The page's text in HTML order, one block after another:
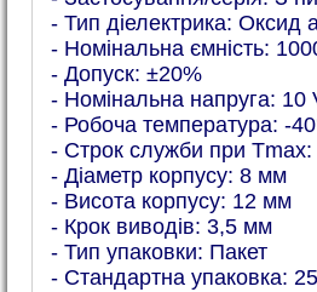
- Тип діелектрика: Оксид
- Номінальна ємність:
- Допуск: ±20%
- Номінальна напруга: 10
- Робоча температура: -
- Строк служби при Tmax:
- Діаметр корпусу: 8 мм
- Висота корпусу: 12 мм
- Крок виводів: 3,5 мм
- Тип упаковки: Пакет
- Стандартна упаковка: